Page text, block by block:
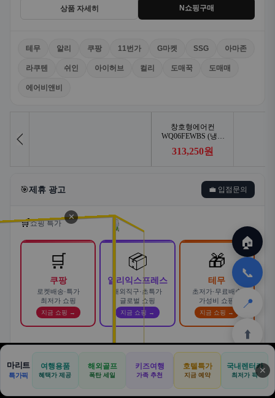
상품 자세히 N쇼핑구매
테무 알리 쿠팡 11번가 G마켓 SSG 아마존
라쿠텐 쉬인 아이허브 컬리 도매꾹 도매매
에어비앤비
🎯제휴 광고 💼 입점문의
🛒쇼핑 특가
🛒
쿠팡
로켓배송·특가
최저가 쇼핑
지금 쇼핑 →
📦
알리익스프레스
해외직구·초특가
글로벌 쇼핑
지금 쇼핑 →
🎁
테무
초저가·무료배송
가성비 쇼핑
지금 쇼핑 →
🚗
합리적으로
AD
카슐랭 · 신차 장기렌트 · 리스 · 월 렌탈료 비교
바로가기 →
🏠
✈️
공항
⛳
📋
🛒
쿠팡
🎁
테무
🏠
📞
📍
⬆️
🏠 📝
견적
🚐
기사등록
🛒
아마존
✕
마리트
특가픽
여행용품
혜택가 제공
해외골프
폭탄 세일
키즈여행
가족 추천
호텔특가
지금 예약
국내렌터카
최저가 픽 ✕